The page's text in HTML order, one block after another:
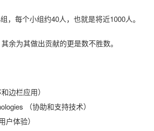
，每个小组约40人，也就是将近1000人。
余为其做出贡献的更是数不胜数。
边栏应用）
（协助和支持技术）
体验）